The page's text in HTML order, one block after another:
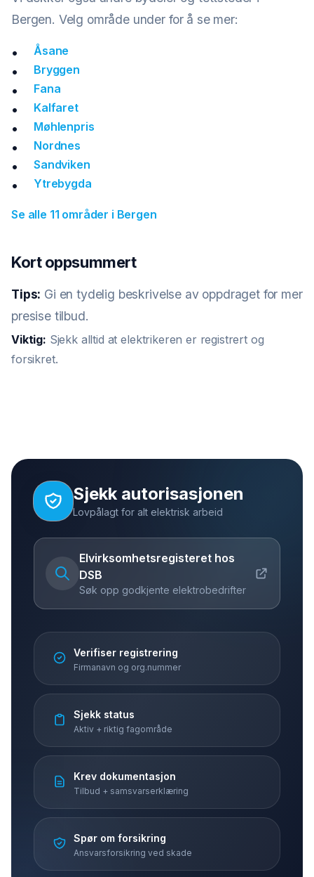
Bergen. Velg område under for å se mer:
Åsane
Bryggen
Fana
Kalfaret
Møhlenpris
Nordnes
Sandviken
Ytrebygda
Se alle 11 områder i Bergen
Kort oppsummert
Tips: Gi en tydelig beskrivelse av oppdraget for mer
presise tilbud.
Viktig: Sjekk alltid at elektrikeren er registrert og
forsikret.
Sjekk autorisasjonen
Lovpålagt for alt elektrisk arbeid
Elvirksomhetsregisteret hos
DSB
Søk opp godkjente elektrobedrifter
Verifiser registrering
Firmanavn og org.nummer
Sjekk status
Aktiv + riktig fagområde
Krev dokumentasjon
Tilbud + samsvarserklæring
Spør om forsikring
Ansvarsforsikring ved skade